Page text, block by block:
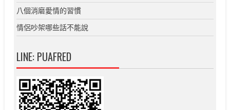
八個消磨愛情的習慣
情侶吵架哪些話不能說
LINE: PUAFRED